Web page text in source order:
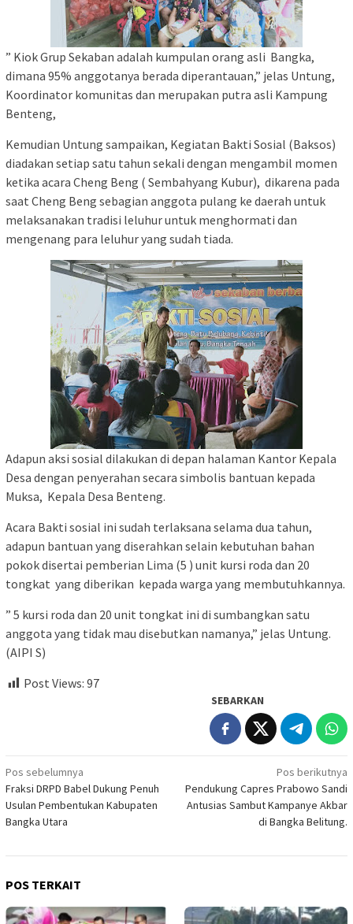
” Kiok Grup Sekaban adalah kumpulan orang asli Bangka,
dimana 95% anggotanya berada diperantauan,” jelas Untung,
Koordinator komunitas dan merupakan putra asli Kampung
Benteng,
Kemudian Untung sampaikan, Kegiatan Bakti Sosial (Baksos)
diadakan setiap satu tahun sekali dengan mengambil momen
ketika acara Cheng Beng ( Sembahyang Kubur), dikarena pada
saat Cheng Beng sebagian anggota pulang ke daerah untuk
melaksanakan tradisi leluhur untuk menghormati dan
mengenang para leluhur yang sudah tiada.
Adapun aksi sosial dilakukan di depan halaman Kantor Kepala
Desa dengan penyerahan secara simbolis bantuan kepada
Muksa, Kepala Desa Benteng.
Acara Bakti sosial ini sudah terlaksana selama dua tahun,
adapun bantuan yang diserahkan selain kebutuhan bahan
pokok disertai pemberian Lima (5 ) unit kursi roda dan 20
tongkat yang diberikan kepada warga yang membutuhkannya.
” 5 kursi roda dan 20 unit tongkat ini di sumbangkan satu
anggota yang tidak mau disebutkan namanya,” jelas Untung.
(AIPI S)
Post Views: 97
SEBARKAN
Navigasi
pos
Pos sebelumnya
Fraksi DRPD Babel Dukung Penuh
Usulan Pembentukan Kabupaten
Bangka Utara
Pos berikutnya
Pendukung Capres Prabowo Sandi
Antusias Sambut Kampanye Akbar
di Bangka Belitung.
POS TERKAIT